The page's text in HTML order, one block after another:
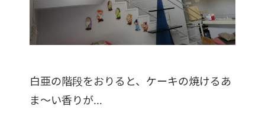
白亜の階段をおりると、ケーキの焼けるあ
ま～い香りが…